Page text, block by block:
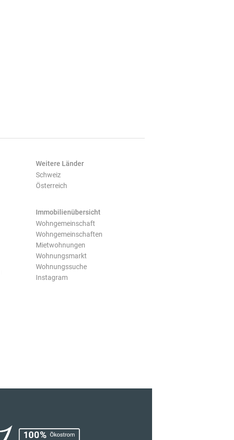
Weitere Länder
Schweiz
Österreich
Immobilienübersicht
Wohngemeinschaft
Wohngemeinschaften
Mietwohnungen
Wohnungsmarkt
Wohnungssuche
Instagram